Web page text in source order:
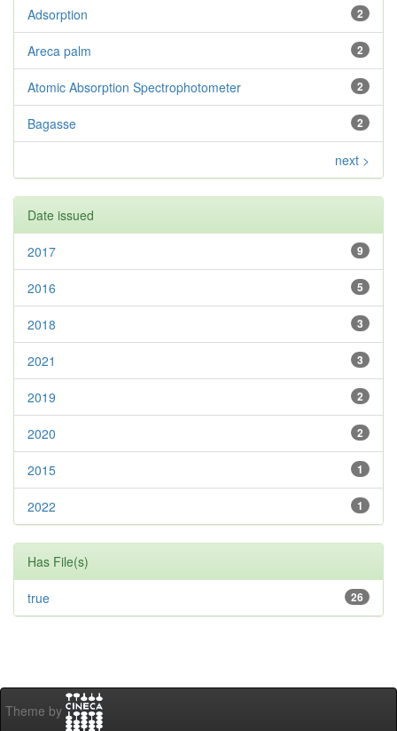
2
Adsorption
2
Areca palm
2
Atomic Absorption Spectrophotometer
2
Bagasse
next >
Date issued
9
2017
5
2016
3
2018
3
2021
2
2019
2
2020
1
2015
1
2022
Has File(s)
26
true
Theme by